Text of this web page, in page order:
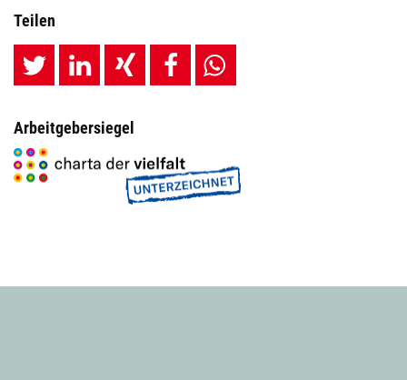
Teilen
Arbeitgebersiegel